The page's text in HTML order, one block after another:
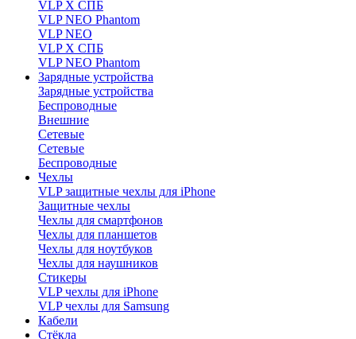
VLP X СПБ
VLP NEO Phantom
VLP NEO
VLP X СПБ
VLP NEO Phantom
Зарядные устройства
Зарядные устройства
Беспроводные
Внешние
Сетевые
Сетевые
Беспроводные
Чехлы
VLP защитные чехлы для iPhone
Защитные чехлы
Чехлы для смартфонов
Чехлы для планшетов
Чехлы для ноутбуков
Чехлы для наушников
Стикеры
VLP чехлы для iPhone
VLP чехлы для Samsung
Кабели
Стёкла